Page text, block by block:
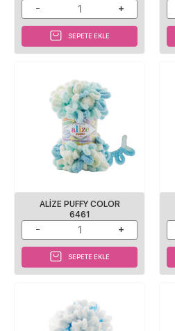
SEPETE EKLE
ALIZE PUFFY COLOR
6461
SEPETE EKLE